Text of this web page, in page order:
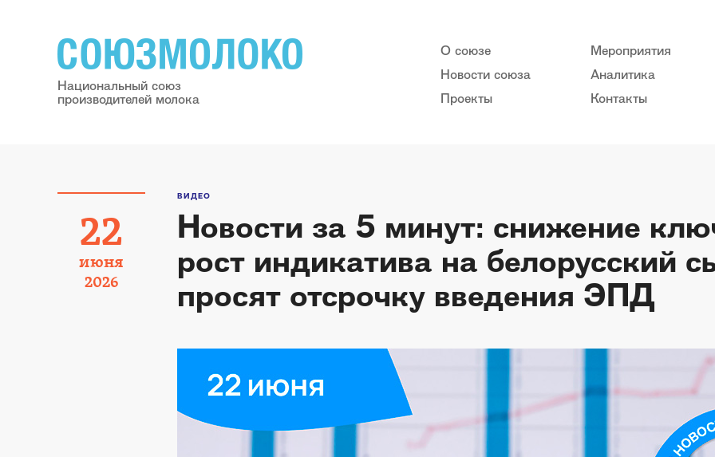
Национальный союз
производителей молока
О союзе
Новости союза
Проекты
Мероприятия
Аналитика
Контакты
22
июня
2026
ВИДЕО
Новости за 5 минут: снижение
рост индикатива на белорусский
просят отсрочку введения ЭПД